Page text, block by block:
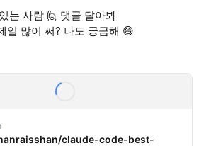
는 사람 🙋 댓글 달아봐
일 많이 써? 나도 궁금해 😄
claude-code-best-